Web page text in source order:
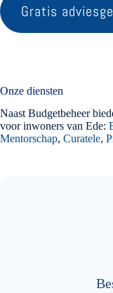
Gratis
Onze diensten
Naast Budgetbeheer
voor inwoners van Ede:
Mentorschap, Curatele,